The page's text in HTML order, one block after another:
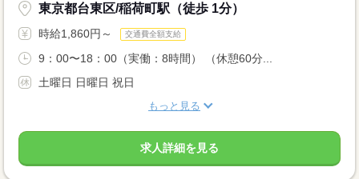
東京都台東区/稲荷町駅（徒歩 1分）
時給1,860円～ 交通費全額支給
9：00〜18：00（実働：8時間） （休憩60分...
土曜日 日曜日 祝日
もっと見る
求人詳細を見る